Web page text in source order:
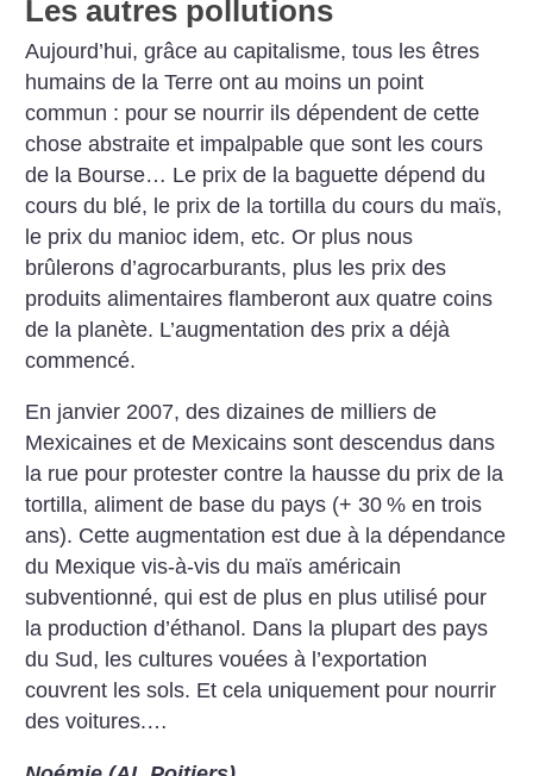
Les autres pollutions
Aujourd’hui, grâce au capitalisme, tous les êtres
humains de la Terre ont au moins un point
commun : pour se nourrir ils dépendent de cette
chose abstraite et impalpable que sont les cours
de la Bourse… Le prix de la baguette dépend du
cours du blé, le prix de la tortilla du cours du maïs,
le prix du manioc idem, etc. Or plus nous
brûlerons d’agrocarburants, plus les prix des
produits alimentaires flamberont aux quatre coins
de la planète. L’augmentation des prix a déjà
commencé.
En janvier 2007, des dizaines de milliers de
Mexicaines et de Mexicains sont descendus dans
la rue pour protester contre la hausse du prix de la
tortilla, aliment de base du pays (+ 30 % en trois
ans). Cette augmentation est due à la dépendance
du Mexique vis-à-vis du maïs américain
subventionné, qui est de plus en plus utilisé pour
la production d’éthanol. Dans la plupart des pays
du Sud, les cultures vouées à l’exportation
couvrent les sols. Et cela uniquement pour nourrir
des voitures.…